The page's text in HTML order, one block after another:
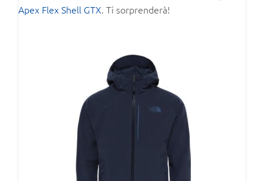
Apex Flex Shell GTX. Ti sorprenderà!